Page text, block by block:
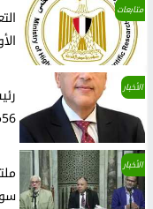
متابعات
الأخبار
56مليار.دولار
الأخبار